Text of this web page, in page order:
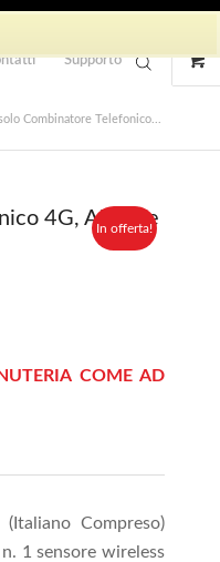
Supporto
Combinatore Telefonico...
In offerta!
4G, Allarme
COME AD
Compreso)
1 sensore wireless